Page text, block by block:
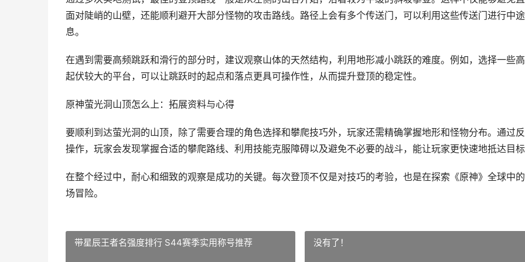
面对陡峭的山壁，还能顺利避开大部分怪物的攻击路线。路径上会有多个传送门，可以利用这些传送门进行中
息。
在遇到需要高频跳跃和滑行的部分时，建议观察山体的天然结构，利用地形减小跳跃的难度。例如，选择一些
起伏较大的平台，可以让跳跃时的起点和落点更具可操作性，从而提升登顶的稳定性。
原神萤光洞山顶怎么上：拓展资料与心得
要顺利到达萤光洞的山顶，除了需要合理的角色选择和攀爬技巧外，玩家还需精确掌握地形和怪物分布。通过
操作，玩家会发现掌握合适的攀爬路线、利用技能克服障碍以及避免不必要的战斗，能让玩家更快速地抵达目标
在整个经过中，耐心和细致的观察是成功的关键。每次登顶不仅是对技巧的考验，也是在探索《原神》全球中
场冒险。
带星辰王者名强度排行 S44赛季实用称号推荐 没有了！